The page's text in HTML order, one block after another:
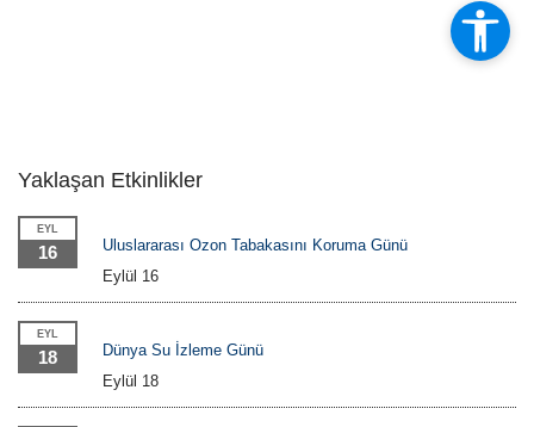
Yaklaşan Etkinlikler
EYL
16
Uluslararası Ozon Tabakasını Koruma Günü
Eylül 16
EYL
18
Dünya Su İzleme Günü
Eylül 18